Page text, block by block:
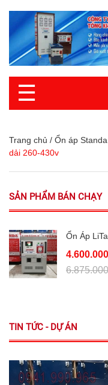
☰
Trang chủ / Ổn áp
dải 260-430v
SẢN PHẨM BÁN CHẠY
Ổn Áp
TIN TỨC - DỰ ÁN